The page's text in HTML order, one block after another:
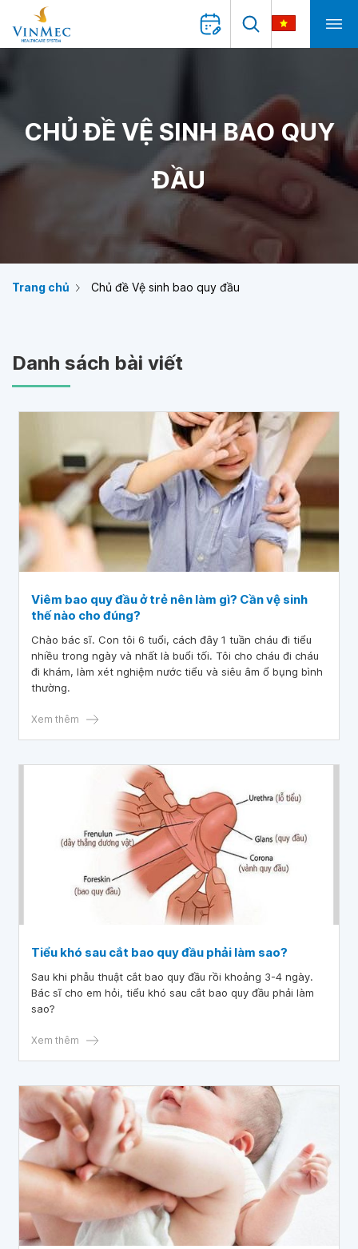
CHỦ ĐỀ VỆ SINH BAO QUY
ĐẦU
Trang chủ Chủ đề Vệ sinh bao quy đầu
Danh sách bài viết
Viêm bao quy đầu ở trẻ nên làm gì? Cần vệ sinh
thế nào cho đúng?
Chào bác sĩ. Con tôi 6 tuổi, cách đây 1 tuần cháu đi tiểu
nhiều trong ngày và nhất là buổi tối. Tôi cho cháu đi cháu
đi khám, làm xét nghiệm nước tiểu và siêu âm ổ bụng bình
thường.
Xem thêm
Tiểu khó sau cắt bao quy đầu phải làm sao?
Sau khi phẫu thuật cắt bao quy đầu rồi khoảng 3-4 ngày.
Bác sĩ cho em hỏi, tiểu khó sau cắt bao quy đầu phải làm
sao?
Xem thêm